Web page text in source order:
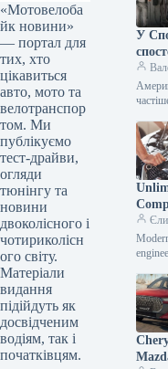
«Мотовелоба
йк новини»
— портал для
тих, хто
цікавиться
авто, мото та
велотранспор
том. Ми
публікуємо
тест-драйви,
огляди
тюнінгу та
новини
двоколісного і
чотириколісн
ого світу.
Матеріали
видання
підійдуть як
досвідченим
водіям, так і
початківцям.
У
аніж
&
with
car…